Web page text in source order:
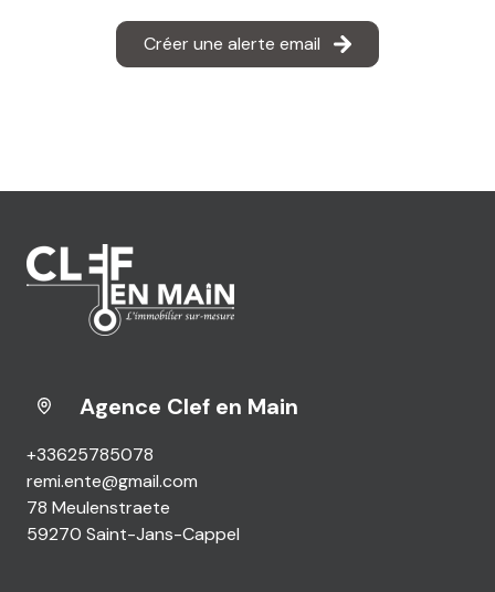
Créer une alerte email
Agence Clef en Main
+33625785078
remi.ente@gmail.com
78 Meulenstraete
59270 Saint-Jans-Cappel